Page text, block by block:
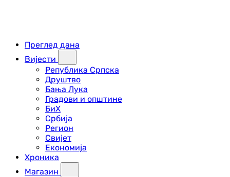
Преглед дана
Вијести
Република Српска
Друштво
Бања Лука
Градови и општине
БиХ
Србија
Регион
Свијет
Економија
Хроника
Магазин